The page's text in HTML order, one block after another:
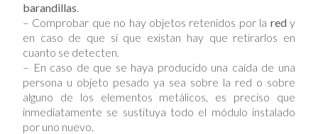
barandillas.
– Comprobar que no hay objetos retenidos por la redy
en caso de que sí que existan hay que retirarlos en
cuanto se detecten.
– En caso de que se haya producido una caída de una
persona u objeto pesado ya sea sobre la red o sobre
alguno de los elementos metálicos, es preciso que
inmediatamente se sustituya todo el módulo instalado
por uno nuevo.